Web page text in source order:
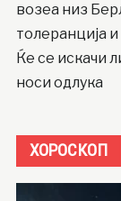
возеа низ
толеранција
Ќе се искачи
носи одлука
ХОРОСКОП